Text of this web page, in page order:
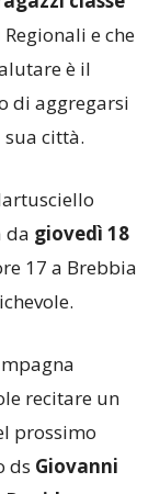
e che
è il
di aggregarsi
città.
dagiovedì 18
17 a Brebbia
recitare un
prossimo
dsGiovanni
Davide